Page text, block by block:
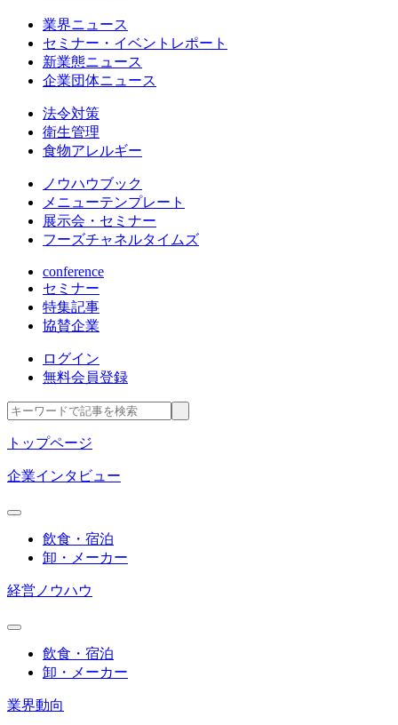
業界ニュース
セミナー・イベントレポート
新業態ニュース
企業団体ニュース
法令対策
衛生管理
食物アレルギー
ノウハウブック
メニューテンプレート
展示会・セミナー
フーズチャネルタイムズ
conference
セミナー
特集記事
協賛企業
ログイン
無料会員登録
トップページ
企業インタビュー
飲食・宿泊
卸・メーカー
経営ノウハウ
飲食・宿泊
卸・メーカー
業界動向